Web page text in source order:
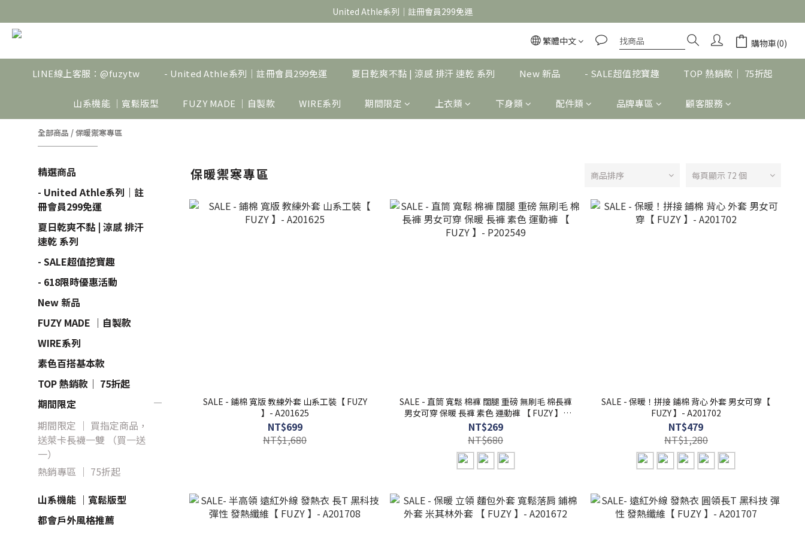
官網限定｜滿 688折＄30，1388折＄60，2688折＄150
United Athle系列｜註冊會員299免運
繁體中文 購物車(0)
LINE線上客服：@fuzytw - United Athle系列｜註冊會員299免運 夏日乾爽不黏 | 涼感 排汗 速乾 系列 New 新品 - SALE超值挖寶趣 TOP 熱銷款｜ 75折起
山系機能 ｜寬鬆版型 FUZY MADE ｜自製款 WIRE系列 期間限定 上衣類 下身類 配件類 品牌專區 顧客服務
全部商品 /保暖禦寒專區
精選商品
- United Athle系列｜註
冊會員299免運
夏日乾爽不黏 | 涼感 排汗
速乾 系列
- SALE超值挖寶趣
- 618限時優惠活動
New 新品
FUZY MADE ｜自製款
WIRE系列
素色百搭基本款
TOP 熱銷款｜ 75折起
期間限定
期間限定 ｜ 買指定商品，
送萊卡長襪一雙 （買一送
一）
熱銷專區 ｜ 75折起
山系機能 ｜寬鬆版型
都會戶外風格推薦
保暖禦寒專區 商品排序 每頁顯示 72 個
SALE - 鋪棉 寬版 教練外套 山系工裝【 FUZY
】- A201625
NT$699
NT$1,680
SALE - 直筒 寬鬆 棉褲 闊腿 重磅 無刷毛 棉長褲
男女可穿 保暖 長褲 素色 運動褲 【 FUZY 】-
P202549
NT$269
NT$680
SALE - 保暖！拼接 鋪棉 背心 外套 男女可穿【
FUZY 】- A201702
NT$479
NT$1,280